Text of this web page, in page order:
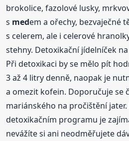
brokolice, fazolové lusky,
s medem a ořechy, bezvaječné
s celerem, ale i celerové
stehny. Detoxikační jídelníček
Při detoxikaci by se mělo pít
3 až 4 litry denně, naopak je
a omezit kofein. Doporučuje se
mariánského na pročištění
detoxikačním programu je
nevážíte si ani neodměřujete